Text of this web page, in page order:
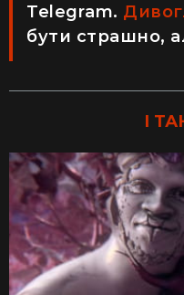
Telegram.
бути страшно,
І